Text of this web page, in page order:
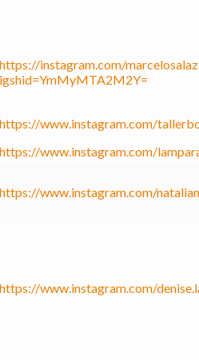
https://instagram.com/
igshid=YmMyMTA2M2Y=
https://www.instagram.com/
https://www.instagram.com/
https://www.instagram.com/
https://www.instagram.com/